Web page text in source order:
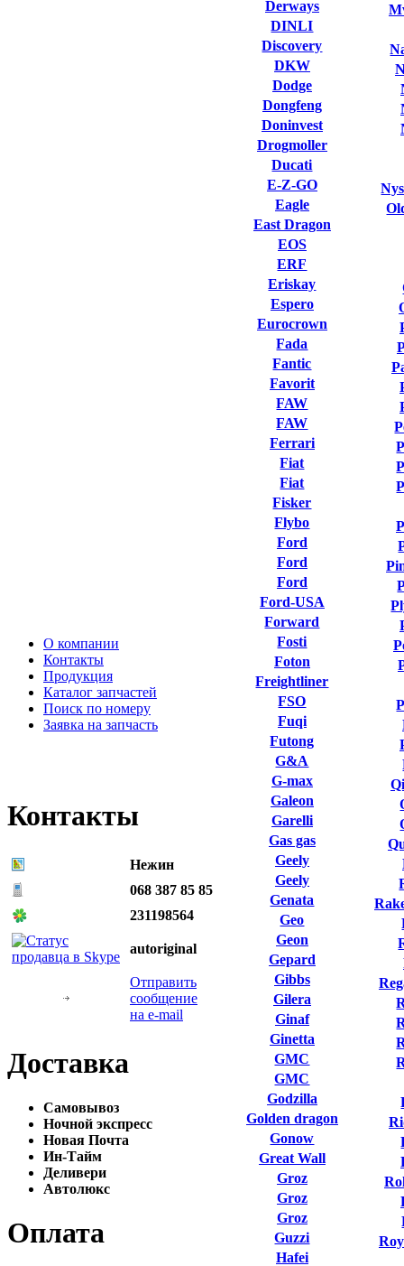
О компании
Контакты
Продукция
Каталог запчастей
Поиск по номеру
Заявка на запчасть
Контакты
Нежин
068 387 85 85
231198564
autoriginal
Отправить
сообщение
на e-mail
Доставка
Самовывоз
Ночной экспресс
Новая Почта
Ин-Тайм
Деливери
Автолюкс
Оплата
Derways
DINLI
Discovery
DKW
Dodge
Dongfeng
Doninvest
Drogmoller
Ducati
E-Z-GO
Eagle
East Dragon
EOS
ERF
Eriskay
Espero
Eurocrown
Fada
Fantic
Favorit
FAW
FAW
Ferrari
Fiat
Fiat
Fisker
Flybo
Ford
Ford
Ford
Ford-USA
Forward
Fosti
Foton
Freightliner
FSO
Fuqi
Futong
G&A
G-max
Galeon
Garelli
Gas gas
Geely
Geely
Genata
Geo
Geon
Gepard
Gibbs
Gilera
Ginaf
Ginetta
GMC
GMC
Godzilla
Golden dragon
Gonow
Great Wall
Groz
Groz
Groz
Guzzi
Hafei